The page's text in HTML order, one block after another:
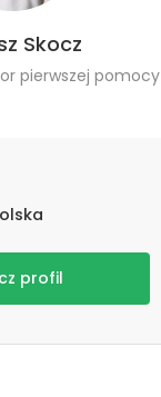
Skocz
pierwszej pomocy
profil